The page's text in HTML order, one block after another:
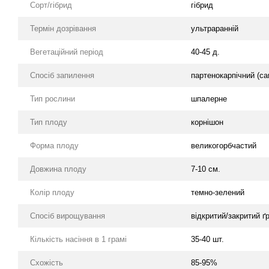
Сорт/гібрид гібрид
Термін дозрівання ультраранній
Вегетаційний період 40-45 д.
Спосіб запилення партенокарпічний
Тип рослини шпалерне
Тип плоду корнішон
Форма плоду великогорбчастий
Довжина плоду 7-10 см.
Колір плоду темно-зелений
Спосіб вирощування відкритий/закритий
Кількість насіння в 1 грамі 35-40 шт.
Схожість 85-95%